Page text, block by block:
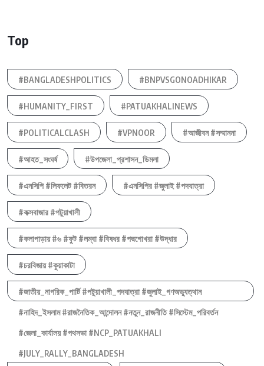
Top
#BANGLADESHPOLITICS #BNPVSGONOADHIKAR
#HUMANITY_FIRST #PATUAKHALINEWS
#POLITICALCLASH #VPNOOR #আজীবন #সম্মাননা
#আহত_সংঘর্ষ #উপজেলা_প্রশাসন_ডিমলা
#এনসিপি #লিফলেট #বিতরন #এনসিপির #জুলাই #পদযাত্রা
#কক্সবাজার #পটুয়াখালী
#কলাপাড়ায় #৬ #ফুট #লম্বা #বিষধর #পদ্মগোখরা #উদ্ধার
#চরবিজায় #কুয়াকাটা
#জাতীয়_নাগরিক_পার্টি #পটুয়াখালী_পদযাত্রা #জুলাই_গণঅভ্যুত্থান
#নাহিদ_ইসলাম #রাজনৈতিক_আন্দোলন #নতুন_রাজনীতি #সিস্টেম_পরিবর্তন
#জেলা_কার্যালয় #পথসভা #NCP_PATUAKHALI
#JULY_RALLY_BANGLADESH